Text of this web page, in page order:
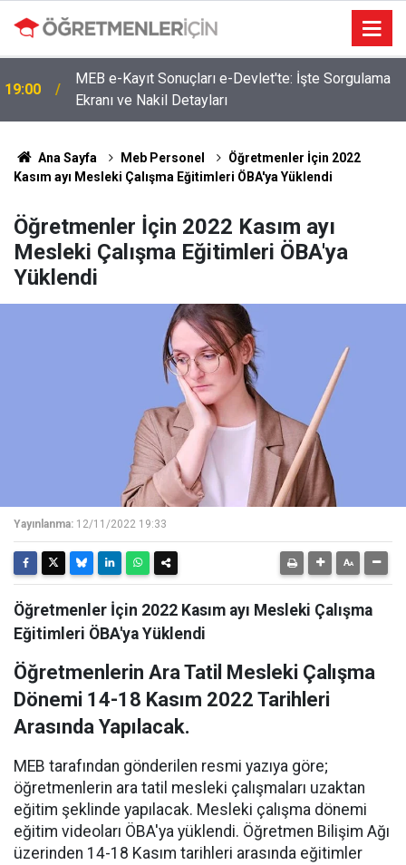
19:00
MEB e-Kayıt Sonuçları e-Devlet'te: İşte Sorgulama
Ekranı ve Nakil Detayları
Ana Sayfa Meb Personel
Öğretmenler İçin 2022
Kasım ayı Mesleki Çalışma Eğitimleri ÖBA'ya Yüklendi
Öğretmenler İçin 2022 Kasım ayı
Mesleki Çalışma Eğitimleri ÖBA'ya
Yüklendi
Yayınlanma: 12/11/2022 19:33
Öğretmenler İçin 2022 Kasım ayı Mesleki Çalışma
Eğitimleri ÖBA'ya Yüklendi
Öğretmenlerin Ara Tatil Mesleki Çalışma
Dönemi 14-18 Kasım 2022 Tarihleri
Arasında Yapılacak.
MEB tarafından gönderilen resmi yazıya göre;
öğretmenlerin ara tatil mesleki çalışmaları uzaktan
eğitim şeklinde yapılacak. Mesleki çalışma dönemi
eğitim videoları ÖBA'ya yüklendi. Öğretmen Bilişim Ağı
üzerinden 14-18 Kasım tarihleri arasında eğitimler